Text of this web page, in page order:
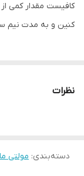
کافیست مقدار کمی
کنین و به مدت نیم
هفته ای یک الی دو
نظرات
دسته‌بندی: مولتی